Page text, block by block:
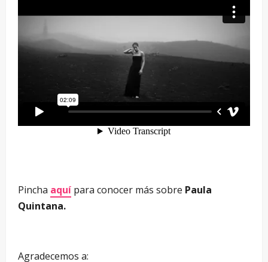
Pincha aquí para conocer más sobre Paula
Quintana.
Agradecemos a: